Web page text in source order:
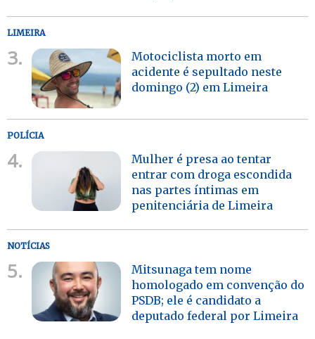
LIMEIRA
3.
Motociclista morto em
acidente é sepultado neste
domingo (2) em Limeira
POLÍCIA
4.
Mulher é presa ao tentar
entrar com droga escondida
nas partes íntimas em
penitenciária de Limeira
NOTÍCIAS
5.
Mitsunaga tem nome
homologado em convenção do
PSDB; ele é candidato a
deputado federal por Limeira